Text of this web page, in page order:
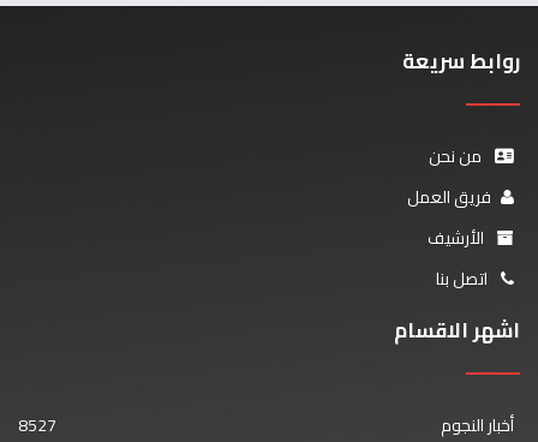
روابط سريعة
من نحن
فريق العمل
الأرشيف
اتصل بنا
اشهر الاقسام
أخبار النجوم
8527